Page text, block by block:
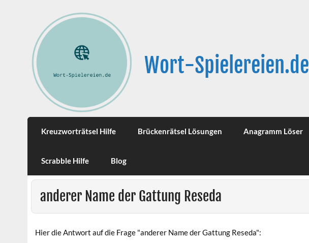
Wort-Spielereien.de
Kreuzworträtsel Hilfe Brückenrätsel Lösungen Anagramm Löser
Scrabble Hilfe Blog
anderer Name der Gattung Reseda
Hier die Antwort auf die Frage "anderer Name der Gattung Reseda":